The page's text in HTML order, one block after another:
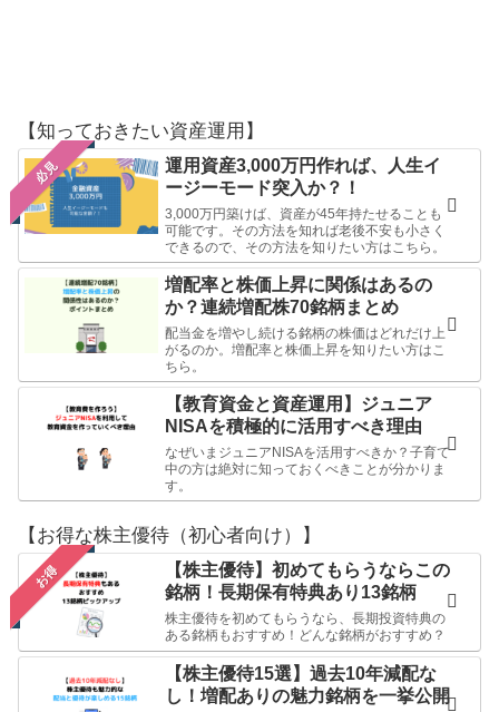
【知っておきたい資産運用】
必見
運用資産3,000万円作れば、人生イ
ージーモード突入か？！
3,000万円築けば、資産が45年持たせることも
可能です。その方法を知れば老後不安も小さく
できるので、その方法を知りたい方はこちら。
増配率と株価上昇に関係はあるの
か？連続増配株70銘柄まとめ
配当金を増やし続ける銘柄の株価はどれだけ上
がるのか。増配率と株価上昇を知りたい方はこ
ちら。
【教育資金と資産運用】ジュニア
NISAを積極的に活用すべき理由
なぜいまジュニアNISAを活用すべきか？子育て
中の方は絶対に知っておくべきことが分かりま
す。
【お得な株主優待（初心者向け）】
お得
【株主優待】初めてもらうならこの
銘柄！長期保有特典あり13銘柄
株主優待を初めてもらうなら、長期投資特典の
ある銘柄もおすすめ！どんな銘柄がおすすめ？
【株主優待15選】過去10年減配な
し！増配ありの魅力銘柄を一挙公開